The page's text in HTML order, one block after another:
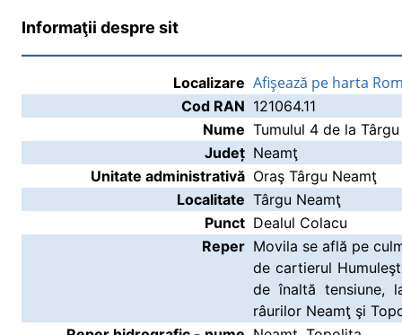
Informaţii despre sit
Localizare Afişează pe harta
Cod RAN 121064.11
Nume Tumulul 4 de la
Județ Neamţ
Unitate administrativă Oraş Târgu Neamţ
Localitate Târgu Neamţ
Punct Dealul Colacu
Reper Movila se află pe
de cartierul
de înaltă tensiune,
râurilor Neamţ şi